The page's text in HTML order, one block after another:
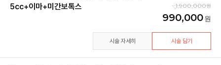
5cc+이마+미간보톡스
1,900,000
990,000
시술 자세히 시술 담기